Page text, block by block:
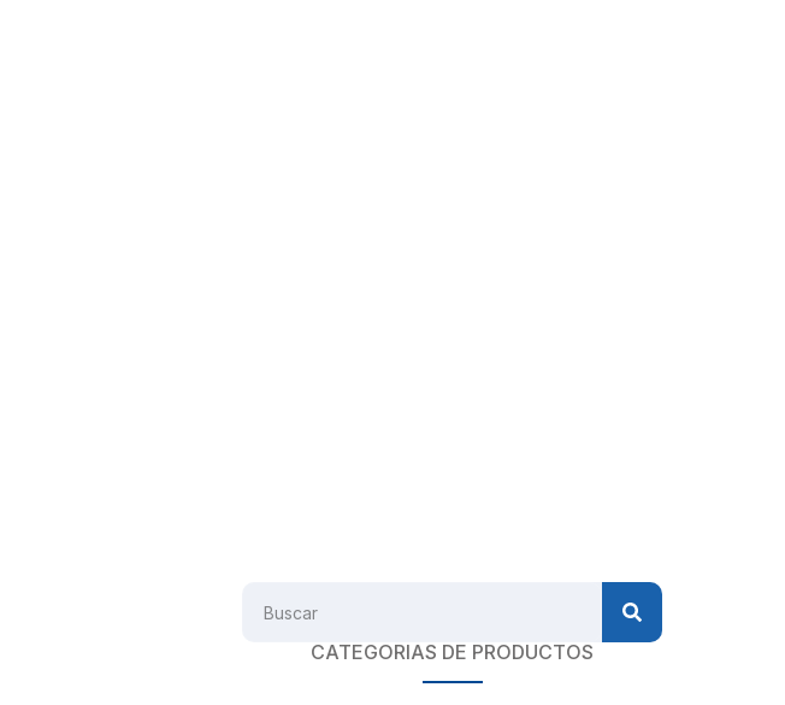
CATEGORIAS DE PRODUCTOS